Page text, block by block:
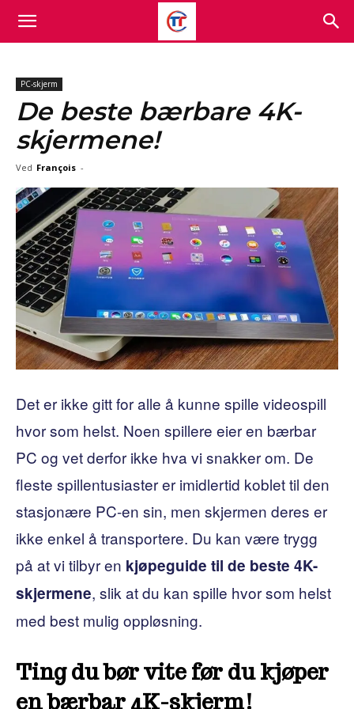
PC-skjerm
De beste bærbare 4K-
skjermene!
Ved François -
Det er ikke gitt for alle å kunne spille videospill
hvor som helst. Noen spillere eier en bærbar
PC og vet derfor ikke hva vi snakker om. De
fleste spillentusiaster er imidlertid koblet til den
stasjonære PC-en sin, men skjermen deres er
ikke enkel å transportere. Du kan være trygg
på at vi tilbyr en kjøpeguide til de beste 4K-
skjermene, slik at du kan spille hvor som helst
med best mulig oppløsning.
Ting du bør vite før du kjøper
en bærbar 4K-skjerm!